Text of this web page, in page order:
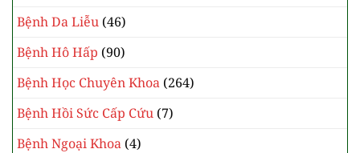
Bệnh Da Liễu (46)
Bệnh Hô Hấp (90)
Bệnh Học Chuyên Khoa (264)
Bệnh Hồi Sức Cấp Cứu (7)
Bệnh Ngoại Khoa (4)